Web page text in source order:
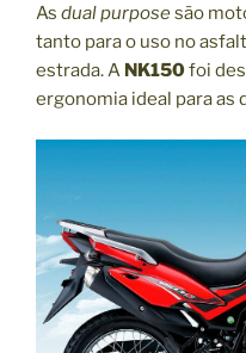
e
r
2
0
2
v
o
g
a
As dual purposesão
tanto para o uso no
estrada. A NK150foi
ergonomia ideal para as